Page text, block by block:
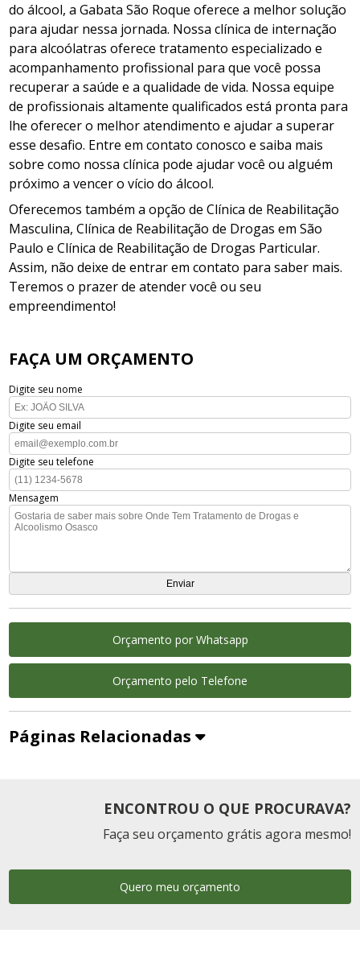
do álcool, a Gabata São Roque oferece a melhor solução
para ajudar nessa jornada. Nossa clínica de internação
para alcoólatras oferece tratamento especializado e
acompanhamento profissional para que você possa
recuperar a saúde e a qualidade de vida. Nossa equipe
de profissionais altamente qualificados está pronta para
lhe oferecer o melhor atendimento e ajudar a superar
esse desafio. Entre em contato conosco e saiba mais
sobre como nossa clínica pode ajudar você ou alguém
próximo a vencer o vício do álcool.
Oferecemos também a opção de Clínica de Reabilitação
Masculina, Clínica de Reabilitação de Drogas em São
Paulo e Clínica de Reabilitação de Drogas Particular.
Assim, não deixe de entrar em contato para saber mais.
Teremos o prazer de atender você ou seu
empreendimento!
FAÇA UM ORÇAMENTO
Digite seu nome
Digite seu email
Digite seu telefone
Mensagem
Orçamento por Whatsapp
Orçamento pelo Telefone
Páginas Relacionadas
ENCONTROU O QUE PROCURAVA?
Faça seu orçamento grátis agora mesmo!
Quero meu orçamento